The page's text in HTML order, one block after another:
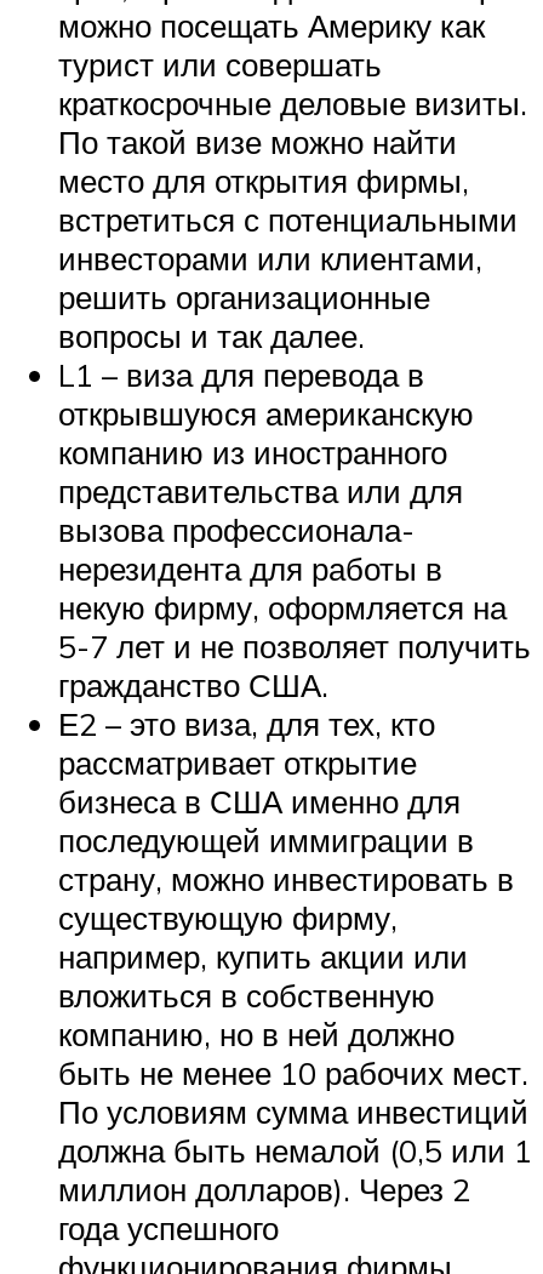
можно посещать Америку как
турист или совершать
краткосрочные деловые визиты.
По такой визе можно найти
место для открытия фирмы,
встретиться с потенциальными
инвесторами или клиентами,
решить организационные
вопросы и так далее.
L1 – виза для перевода в
открывшуюся американскую
компанию из иностранного
представительства или для
вызова профессионала-
нерезидента для работы в
некую фирму, оформляется на
5-7 лет и не позволяет получить
гражданство США.
Е2 – это виза, для тех, кто
рассматривает открытие
бизнеса в США именно для
последующей иммиграции в
страну, можно инвестировать в
существующую фирму,
например, купить акции или
вложиться в собственную
компанию, но в ней должно
быть не менее 10 рабочих мест.
По условиям сумма инвестиций
должна быть немалой (0,5 или 1
миллион долларов). Через 2
года успешного
функционирования фирмы